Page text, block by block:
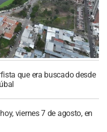
que era buscado desde
viernes 7 de agosto, en